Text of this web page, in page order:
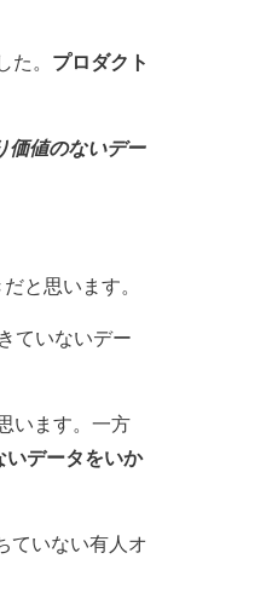
。 プロダクト
価値のないデー
と思います。
ていないデー
います。一方
データをいか
ていない有人オ